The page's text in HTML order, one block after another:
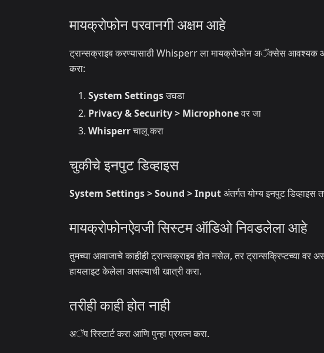
मायक्रोफोन परवानगी अक्षम आहे
ट्रान्सक्राइब करण्यासाठी Whisperr ला मायक्रोफोन अॅक्सेस आवश्यक
करा:
System Settingsउघडा
Privacy & Security > Microphoneवर जा
Whisperrचालू करा
चुकीचे इनपुट डिव्हाइस
System Settings > Sound > Inputअंतर्गत योग्य इनपुट डिव्हाइस
मायक्रोफोनऐवजी सिस्टम ऑडिओ निवडलेला आहे
तुमच्या आवाजाचे काहीही ट्रान्सक्राइब होत नसेल, तर ट्रान्सक्रिप्टच्या
हायलाइट केलेला असल्याची खात्री करा.
तरीही काही होत नाही
अॅप रिस्टार्ट करा आणि पुन्हा प्रयत्न करा.